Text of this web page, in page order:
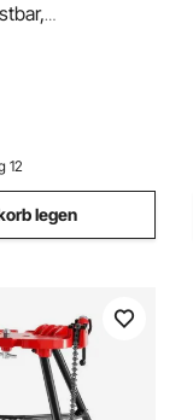
Gewebe,
für Wäsche,
Werkzeuge
12
legen